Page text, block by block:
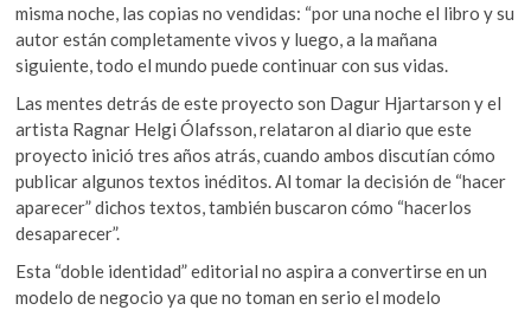
misma noche, las copias no vendidas: “por una noche el libro y su
autor están completamente vivos y luego, a la mañana
siguiente, todo el mundo puede continuar con sus vidas.
Las mentes detrás de este proyecto son Dagur Hjartarson y el
artista Ragnar Helgi Ólafsson, relataron al diario que este
proyecto inició tres años atrás, cuando ambos discutían cómo
publicar algunos textos inéditos. Al tomar la decisión de “hacer
aparecer” dichos textos, también buscaron cómo “hacerlos
desaparecer”.
Esta “doble identidad” editorial no aspira a convertirse en un
modelo de negocio ya que no toman en serio el modelo